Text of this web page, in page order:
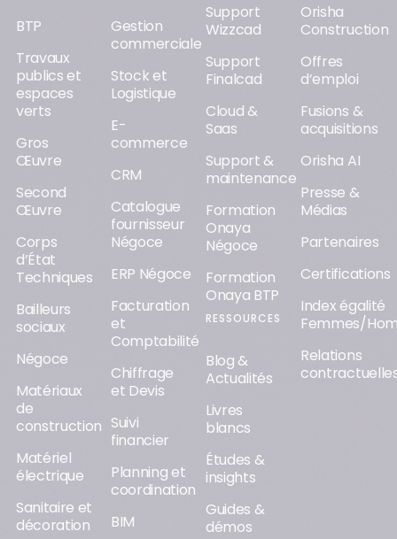
BTP
Travaux
publics et
espaces
verts
Gros
Œuvre
Second
Œuvre
Corps
d’État
Techniques
Bailleurs
sociaux
Négoce
Matériaux
de
construction
Matériel
électrique
Sanitaire et
décoration
Gestion
commerciale
Stock et
Logistique
E-
commerce
CRM
Catalogue
fournisseur
Négoce
ERP Négoce
Facturation
et
Comptabilité
Chiffrage
et Devis
Suivi
financier
Planning et
coordination
BIM
Support
Wizzcad
Support
Finalcad
Cloud &
Saas
Support &
maintenance
Formation
Onaya
Négoce
Formation
Onaya BTP
RESSOURCES
Blog &
Actualités
Livres
blancs
Études &
insights
Guides &
démos
Orisha
Construction
Offres
d’emploi
Fusions &
acquisitions
Orisha AI
Presse &
Médias
Partenaires
Certifications
Index égalité
Femmes/
Relations